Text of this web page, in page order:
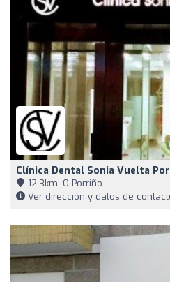
Clínica Dental Sonia Vuelta
12,3km, O Porriño
Ver dirección y datos de